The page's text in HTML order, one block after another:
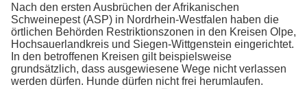
Nach den ersten Ausbrüchen der Afrikanischen
Schweinepest (ASP) in Nordrhein-Westfalen haben die
örtlichen Behörden Restriktionszonen in den Kreisen Olpe,
Hochsauerlandkreis und Siegen-Wittgenstein eingerichtet.
In den betroffenen Kreisen gilt beispielsweise
grundsätzlich, dass ausgewiesene Wege nicht verlassen
werden dürfen. Hunde dürfen nicht frei herumlaufen.